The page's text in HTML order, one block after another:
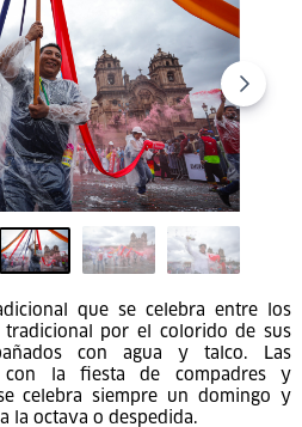
que se celebra entre los
por el colorido de sus
con agua y talco. Las
con la fiesta de compadres y
celebra siempre un domingo y